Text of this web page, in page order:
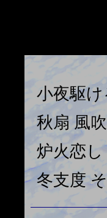
小夜駆
秋扇 風
炉火恋
冬支度